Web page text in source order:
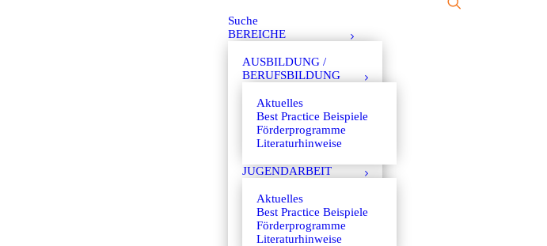
Suche
BEREICHE
AUSBILDUNG /
BERUFSBILDUNG
Aktuelles
Best Practice Beispiele
Förderprogramme
Literaturhinweise
JUGENDARBEIT
Aktuelles
Best Practice Beispiele
Förderprogramme
Literaturhinweise